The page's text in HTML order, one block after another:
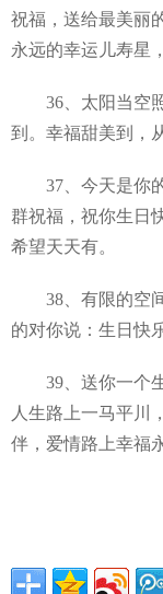
祝福，送给最美丽
永远的幸运儿寿星
36、太阳当空照
到。幸福甜美到，
37、今天是你的
群祝福，祝你生日
希望天天有。
38、有限的空间
的对你说：生日快
39、送你一个生
人生路上一马平川
伴，爱情路上幸福